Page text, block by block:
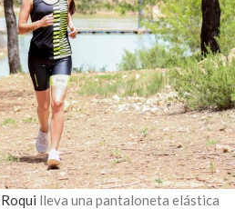
lleva una pantaloneta elástica